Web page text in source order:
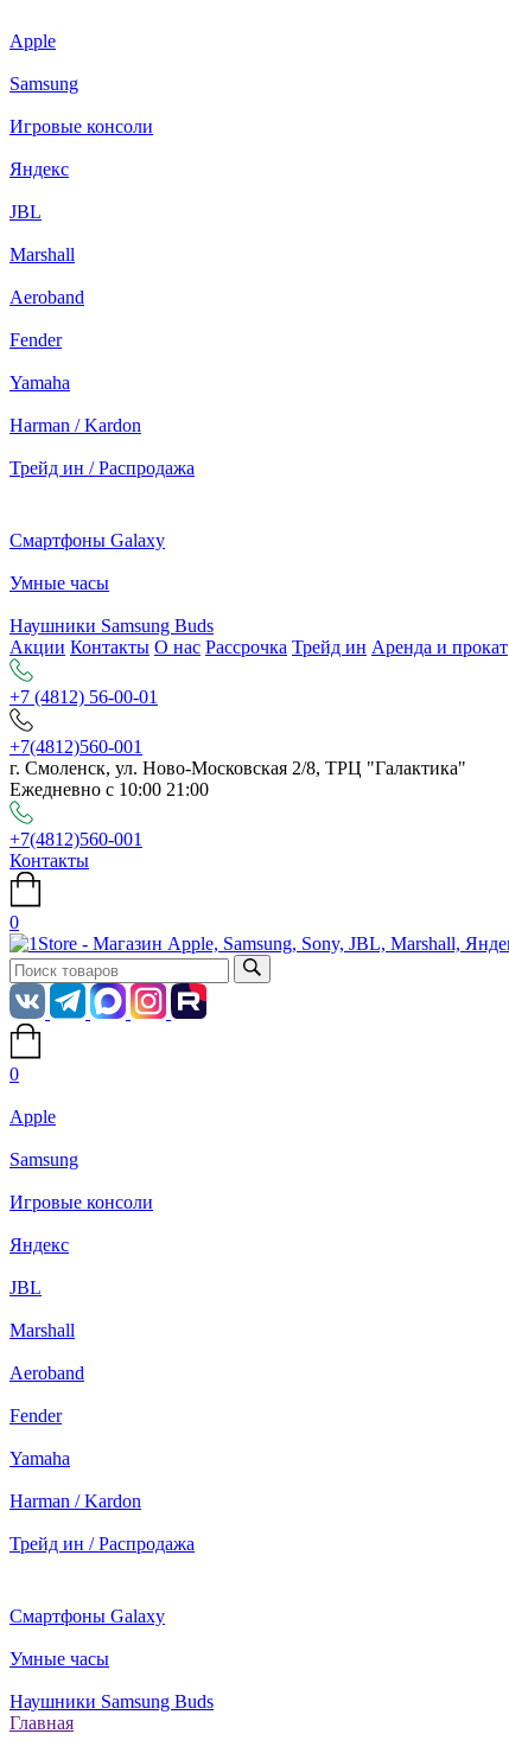
Apple
Samsung
Игровые консоли
Яндекс
JBL
Marshall
Aeroband
Fender
Yamaha
Harman / Kardon
Трейд ин / Распродажа
Смартфоны Galaxy
Умные часы
Наушники Samsung Buds
Акции Контакты О нас Рассрочка Трейд ин Аренда и прокат
+7 (4812) 56-00-01
+7(4812)560-001
г. Смоленск, ул. Ново-Московская 2/8, ТРЦ "Галактика"
Ежедневно с 10:00 21:00
+7(4812)560-001
Контакты
0
0
Apple
Samsung
Игровые консоли
Яндекс
JBL
Marshall
Aeroband
Fender
Yamaha
Harman / Kardon
Трейд ин / Распродажа
Смартфоны Galaxy
Умные часы
Наушники Samsung Buds
Главная